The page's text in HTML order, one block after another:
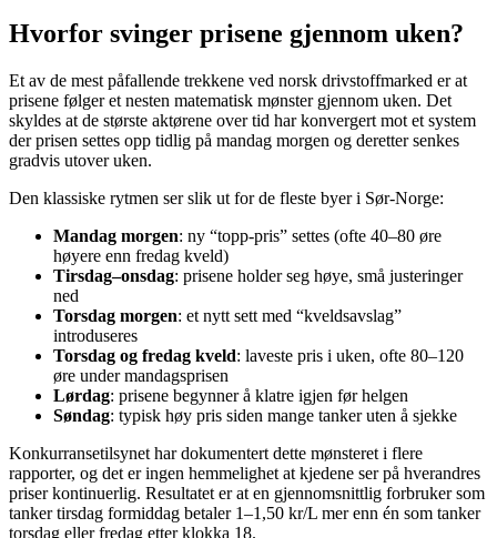
Hvorfor svinger prisene gjennom uken?
Et av de mest påfallende trekkene ved norsk drivstoffmarked er at
prisene følger et nesten matematisk mønster gjennom uken. Det
skyldes at de største aktørene over tid har konvergert mot et system
der prisen settes opp tidlig på mandag morgen og deretter senkes
gradvis utover uken.
Den klassiske rytmen ser slik ut for de fleste byer i Sør-Norge:
Mandag morgen: ny “topp-pris” settes (ofte 40–80 øre
høyere enn fredag kveld)
Tirsdag–onsdag: prisene holder seg høye, små justeringer
ned
Torsdag morgen: et nytt sett med “kveldsavslag”
introduseres
Torsdag og fredag kveld: laveste pris i uken, ofte 80–120
øre under mandagsprisen
Lørdag: prisene begynner å klatre igjen før helgen
Søndag: typisk høy pris siden mange tanker uten å sjekke
Konkurransetilsynet har dokumentert dette mønsteret i flere
rapporter, og det er ingen hemmelighet at kjedene ser på hverandres
priser kontinuerlig. Resultatet er at en gjennomsnittlig forbruker som
tanker tirsdag formiddag betaler 1–1,50 kr/L mer enn én som tanker
torsdag eller fredag etter klokka 18.